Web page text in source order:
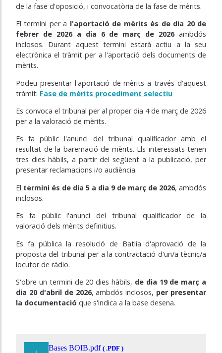
de la fase d'oposició, i convocatòria de la fase de mèrits.
El termini per a l'aportació de mèrits és de dia 20 de
febrer de 2026 a dia 6 de març de 2026ambdós
inclosos. Durant aquest termini estarà actiu a la seu
electrònica el tràmit per a l'aportació dels documents de
mèrits.
Podeu presentar l'aportació de mèrits a través d'aquest
tràmit: Fase de mèrits procediment selectiu
Es convoca el tribunal per al proper dia 4 de març de 2026
per a la valoració de mèrits.
Es fa públic l'anunci del tribunal qualificador amb el
resultat de la baremació de mèrits. Els interessats tenen
tres dies hàbils, a partir del següent a la publicació, per
presentar reclamacions i/o audiència.
El termini és de dia 5 a dia 9 de març de 2026, ambdós
inclosos.
Es fa públic l'anunci del tribunal qualificador de la
valoració dels mèrits definitius.
Es fa pública la resolució de Batlia d'aprovació de la
proposta del tribunal per a la contractació d'un/a tècnic/a
locutor de ràdio.
S'obre un termini de 20 dies hàbils, de dia 19 de març a
dia 20 d'abril de 2026, ambdós inclosos, per presentar
la documentació que s'indica a la base desena.
Bases BOIB.pdf ( .PDF )